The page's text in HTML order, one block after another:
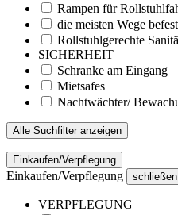
Rampen für
die meisten Wege
Rollstuhlgerechte
SICHERHEIT
Schranke am Eingang
Mietsafes
Nachtwächter/
Alle Suchfilter anzeigen
Einkaufen/Verpflegung
Einkaufen/Verpflegung schließen
VERPFLEGUNG